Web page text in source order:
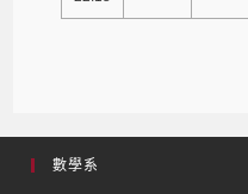
數學系